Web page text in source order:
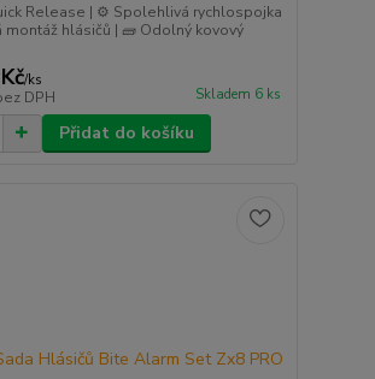
Release | ⚙️ Spolehlivá rychlospojka
montáž hlásičů | 🧱 Odolný kovový
/ks
DPH Skladem 6 ks
Přidat do košíku